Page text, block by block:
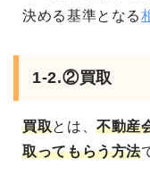
決める基準となる
1-2.②買取
買取とは、不動産
取ってもらう方法